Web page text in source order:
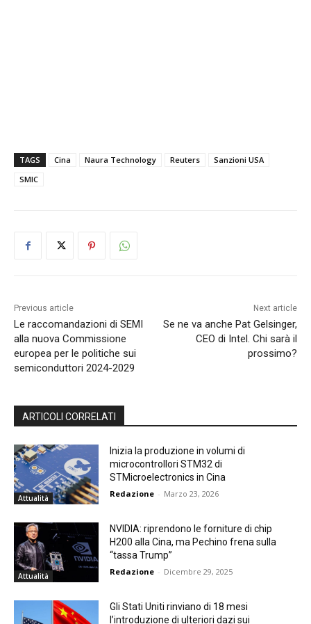
TAGS Cina Naura Technology Reuters
Sanzioni USA
SMIC
Previous article
Le raccomandazioni di SEMI
alla nuova Commissione
europea per le politiche sui
semiconduttori 2024-2029
Next article
Se ne va anche Pat Gelsinger,
CEO di Intel. Chi sarà il
prossimo?
ARTICOLI CORRELATI
Attualità
Inizia la produzione in volumi di
microcontrollori STM32 di
STMicroelectronics in Cina
Redazione - Marzo 23, 2026
Attualità
NVIDIA: riprendono le forniture di chip
H200 alla Cina, ma Pechino frena sulla
“tassa Trump”
Redazione - Dicembre 29, 2025
Gli Stati Uniti rinviano di 18 mesi
l’introduzione di ulteriori dazi sui